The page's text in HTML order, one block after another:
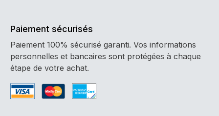
Paiement sécurisés
Paiement 100% sécurisé garanti. Vos informations
personnelles et bancaires sont protégées à chaque
étape de votre achat.